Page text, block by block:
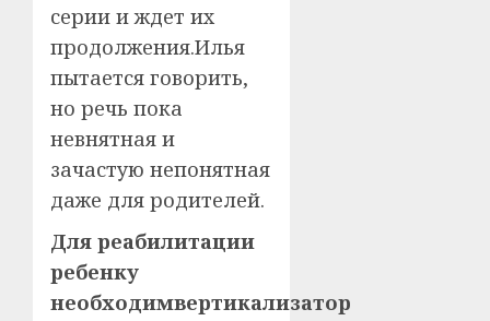
серии и ждет их
продолжения.Илья
пытается говорить,
но речь пока
невнятная и
зачастую непонятная
даже для родителей.
Для реабилитации
ребенку
необходимвертикализатор